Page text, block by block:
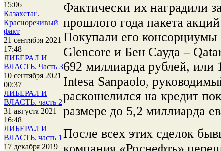
15:06
Казахстан.
Красноречивый
факт
21 сентября 2021
17:48
ЛИБЕРАЛ И
ВЛАСТЬ. Часть 3
10 сентября 2021
00:37
ЛИБЕРАЛ И
ВЛАСТЬ. часть 2
31 августа 2021
16:48
ЛИБЕРАЛ И
ВЛАСТЬ. часть 1
17 декабря 2019
Фактически их наградили
прошлого года пакета
Покупали его консорциумы
Glencore и Бен Сауда –
692 миллиарда рублей, или
Intesa Sanpaolo,
раскошелился на кредит
размере до 5,2 миллиарда
После всех этих сделок